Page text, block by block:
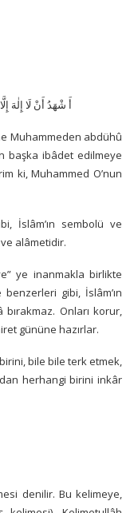
أَ شْهَدُ أَنْ لَا إِلٰهَ
Muhammeden abdühû
başka ibâdet edilmeye
ki, Muhammed O’nun
İslâm’ın sembolü ve
alâmetidir.
ye inanmakla birlikte
gibi, İslâm’ın
Onları korur,
gününe hazırlar.
bile bile terk etmek,
herhangi birini inkâr
denilir. Bu kelimeye,